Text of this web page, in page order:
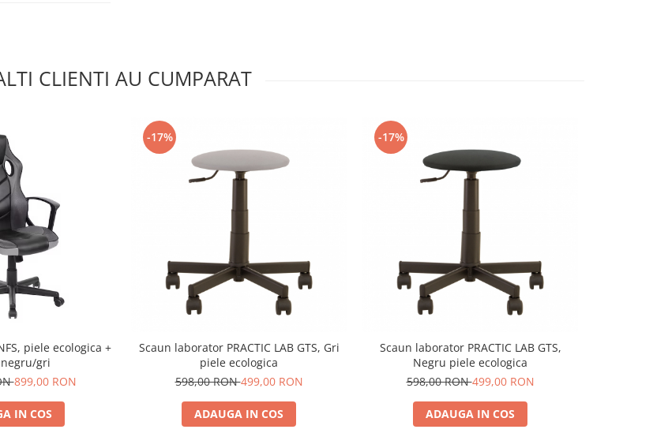
CLIENTI AU CUMPARAT
piele ecologica +
gri
899,00 RON
IN COS
-17%
Scaun laborator PRACTIC LAB GTS, Gri
piele ecologica
598,00 RON499,00 RON
ADAUGA IN COS
-17%
Scaun laborator PRACTIC LAB GTS,
Negru piele ecologica
598,00 RON499,00 RON
ADAUGA IN COS